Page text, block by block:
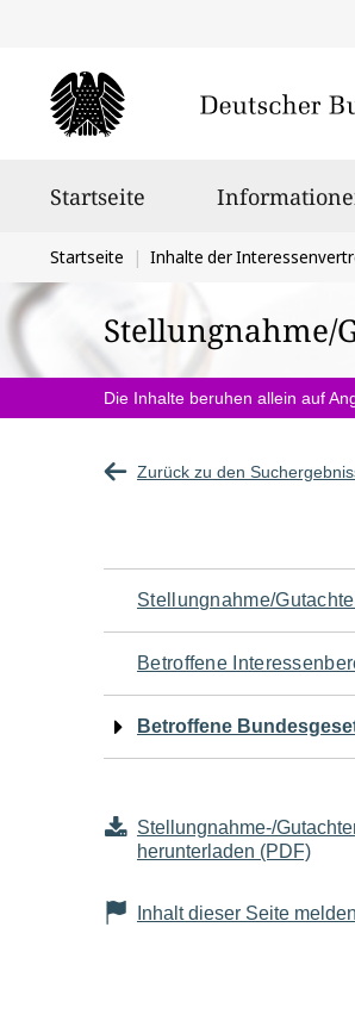
Startseite
Sie
befinden
sich
hier:
Startseite Inhalte der
Stellungnahme/
Die Inhalte beruhen allein auf
Zurück zu den
Navigation
für
den
Seiteninhalt
Stellungnahme/
Betroffene
Betroffene
Stellungnahme-/
herunterladen (PDF)
Inhalt dieser Seite melden